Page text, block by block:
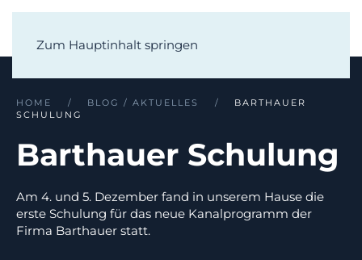
Zum Hauptinhalt springen
HOME BLOG / AKTUELLES
BARTHAUER
SCHULUNG
Barthauer Schulung
Am 4. und 5. Dezember fand in unserem Hause die
erste Schulung für das neue Kanalprogramm der
Firma Barthauer statt.